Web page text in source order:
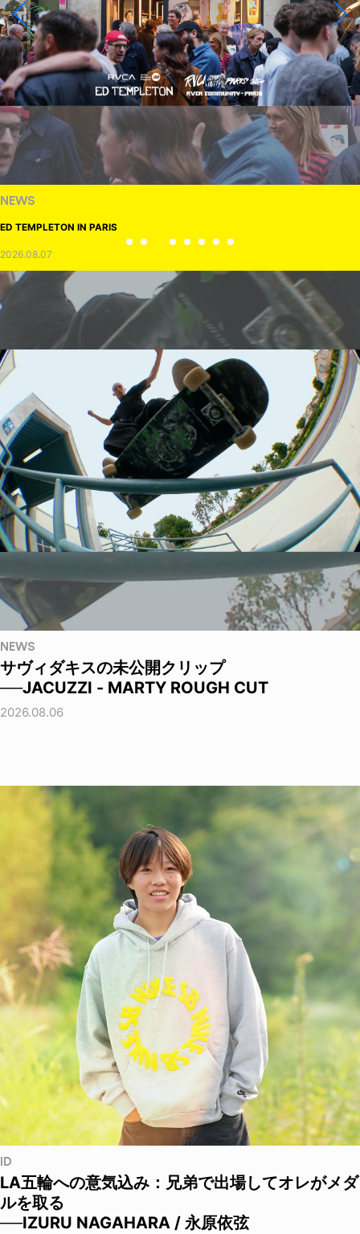
NEWS
ED TEMPLETON IN PARIS
2026.08.07
NEWS
サヴィダキスの未公開クリップ
──JACUZZI - MARTY ROUGH CUT
2026.08.06
ID
LA五輪への意気込み：兄弟で出場してオレがメダ
ルを取る
──IZURU NAGAHARA / 永原依弦